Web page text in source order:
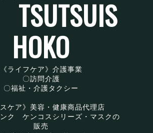
HOKO
《ライフケア》介護事業
〇訪問介護
〇福祉・介護タクシー
スケア》美容・健康商品代理店
ク ケンコスシリーズ・マスクの
販売